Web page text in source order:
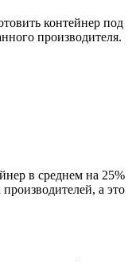
контейнер под
производителя.
в среднем на 25%
а это